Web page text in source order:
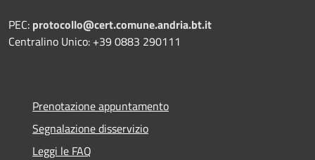
PEC: protocollo@cert.comune.andria.bt.it
Centralino Unico: +39 0883 290111
Prenotazione appuntamento
Segnalazione disservizio
Leggi le FAQ